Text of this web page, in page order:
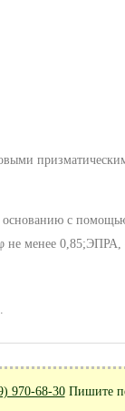
к основанию с
менее 0,85;ЭПРА,
970-68-30Пишите